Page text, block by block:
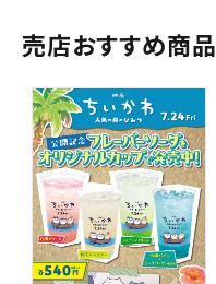
売店おすすめ商品